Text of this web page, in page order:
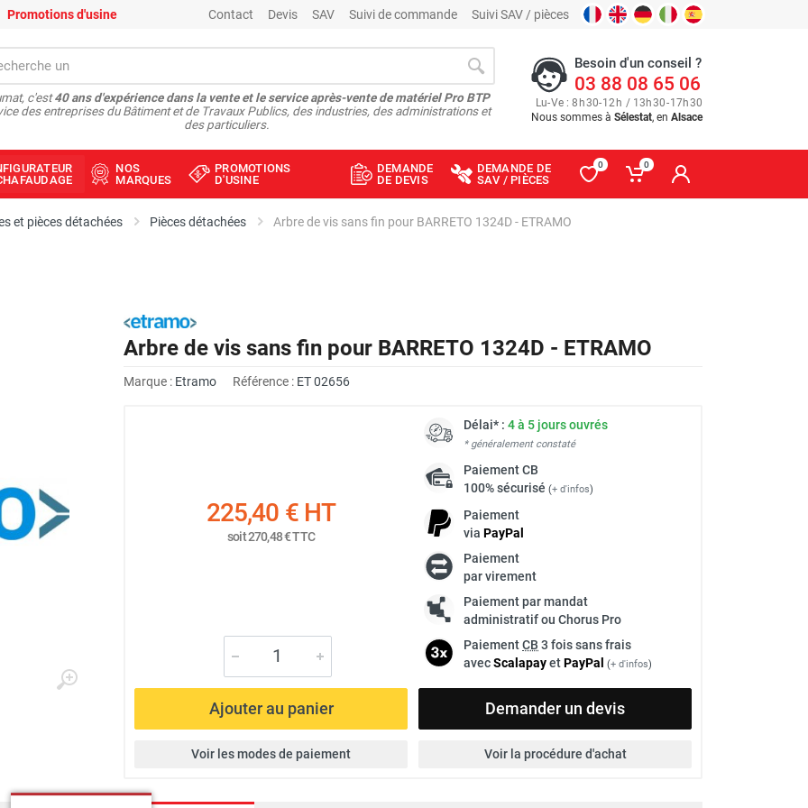
Promotions d'usine Contact Devis SAV Suivi de commande Suivi SAV / pièces
c'est40 ans d'expérience dans la vente et le service après-vente de matériel Pro BTP
des entreprises du Bâtiment et de Travaux Publics, des industries, des administrations et
des particuliers.
Besoin d'un conseil ?
03 88 08 65 06
Lu-Ve : 8h30-12h / 13h30-17h30
Nous sommes à Sélestat, en Alsace
NOS
MARQUES
PROMOTIONS
D'USINE
DEMANDE
DE DEVIS
DEMANDE DE
SAV / PIÈCES
0 0
et pièces détachées Pièces détachées Arbre de vis sans fin pour BARRETO 1324D - ETRAMO
Arbre de vis sans fin pour BARRETO 1324D - ETRAMO
Marque : Etramo Référence : ET 02656
225,40 €HT
soit270,48 €TTC
Délai* : 4 à 5 jours ouvrés
* généralement constaté
PaiementCB
100% sécurisé (+ d'infos)
Paiement
via PayPal
Paiement
par virement
Paiement par mandat
administratif ou Chorus Pro
PaiementCB 3 fois sans frais
avecScalapayetPayPal (+ d'infos)
Ajouter au panier Demander un devis
Voir les modes de paiement Voir la procédure d'achat